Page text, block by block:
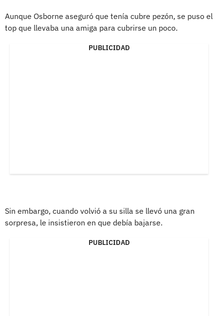
Aunque Osborne aseguró que tenía cubre pezón, se puso el
top que llevaba una amiga para cubrirse un poco.
PUBLICIDAD
Sin embargo, cuando volvió a su silla se llevó una gran
sorpresa, le insistieron en que debía bajarse.
PUBLICIDAD